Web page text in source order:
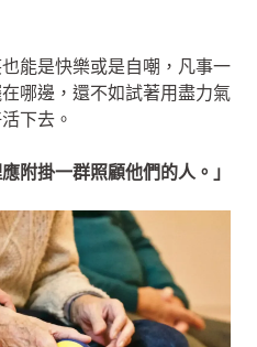
能是快樂或是自嘲，凡事一
哪邊，還不如試著用盡力氣
下去。
附掛一群照顧他們的人。」